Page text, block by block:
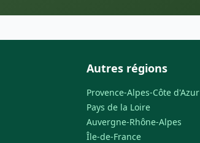
Autres régions
Provence-Alpes-Côte d'Azur
Pays de la Loire
Auvergne-Rhône-Alpes
Île-de-France